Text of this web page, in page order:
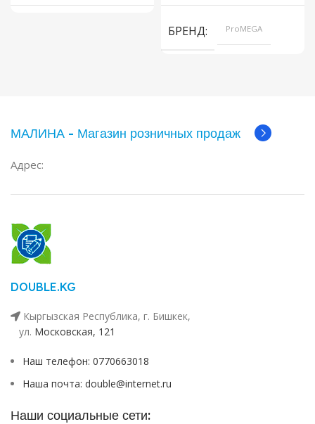
БРЕНД ProMEGA
МАЛИНА - Магазин розничных продаж
Адрес:
DOUBLE.KG
Кыргызская Республика, г. Бишкек,
ул. ​ Московская, 121
Наш телефон: 0770663018
Наша почта: double@internet.ru
Наши социальные сети: